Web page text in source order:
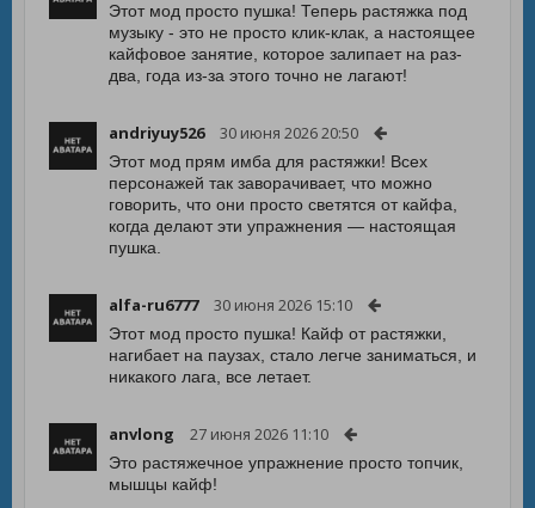
Этот мод просто пушка! Теперь растяжка под
музыку - это не просто клик-клак, а настоящее
кайфовое занятие, которое залипает на раз-
два, года из-за этого точно не лагают!
andriyuy526 30 июня 2026 20:50
Этот мод прям имба для растяжки! Всех
персонажей так заворачивает, что можно
говорить, что они просто светятся от кайфа,
когда делают эти упражнения — настоящая
пушка.
alfa-ru6777 30 июня 2026 15:10
Этот мод просто пушка! Кайф от растяжки,
нагибает на паузах, стало легче заниматься, и
никакого лага, все летает.
anvlong 27 июня 2026 11:10
Это растяжечное упражнение просто топчик,
мышцы кайф!